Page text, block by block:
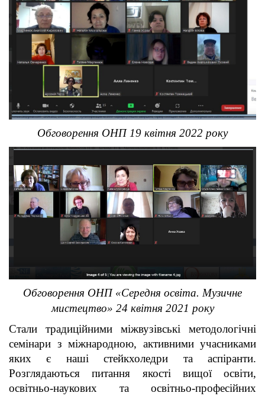
Обговорення ОНП 19 квітня 2022 року
Обговорення ОНП «Середня освіта. Музичне
мистецтво» 24 квітня 2021 року
Стали традиційними міжвузівські методологічні
семінари з міжнародною, активними учасниками
яких є наші стейкхоледри та аспіранти.
Розглядаються питання якості вищої освіти,
освітньо-наукових та освітньо-професійних